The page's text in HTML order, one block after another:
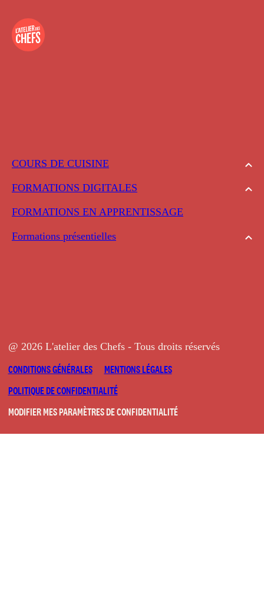
COURS DE CUISINE
FORMATIONS DIGITALES
FORMATIONS EN APPRENTISSAGE
Formations présentielles
@ 2026 L'atelier des Chefs - Tous droits réservés
CONDITIONS GÉNÉRALES
MENTIONS LÉGALES
POLITIQUE DE CONFIDENTIALITÉ
MODIFIER MES PARAMÈTRES DE CONFIDENTIALITÉ